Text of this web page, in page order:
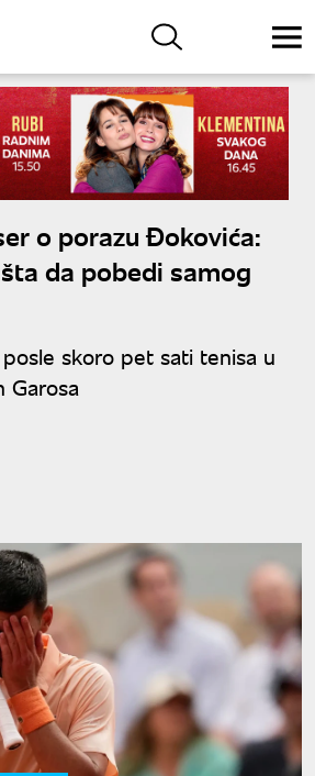
o porazu Đokovića:
da pobedi samog
skoro pet sati tenisa u
Garosa